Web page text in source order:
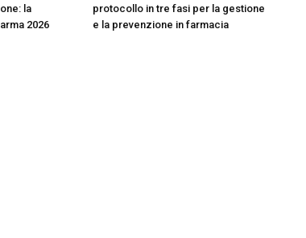
la
2026
protocollo in tre fasi per la gestione
e la prevenzione in farmacia